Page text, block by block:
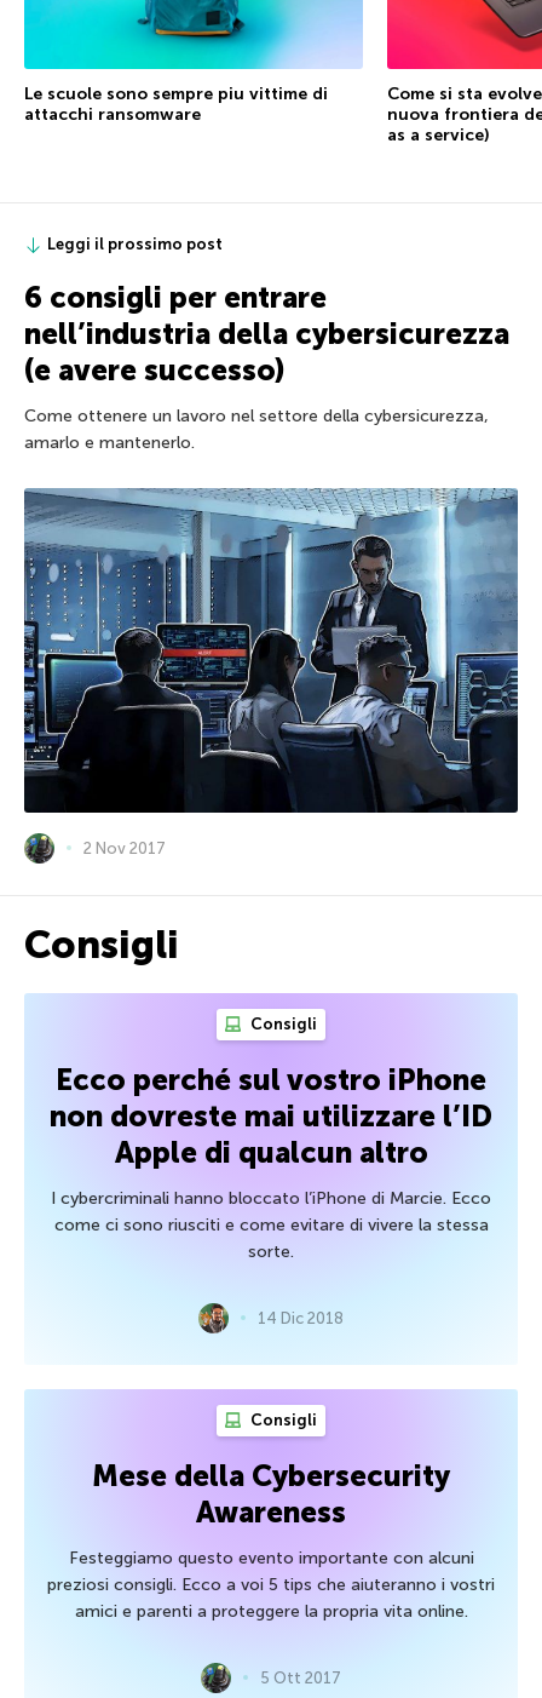
Le scuole sono sempre piu vittime di
attacchi ransomware
Come si sta
nuova frontiera
as a service)
Leggi il prossimo post
6 consigli per entrare
nell’industria della cybersicurezza
(e avere successo)
Come ottenere un lavoro nel settore della cybersicurezza,
amarlo e mantenerlo.
2 Nov 2017
Consigli
Consigli
Ecco perché sul vostro iPhone
non dovreste mai utilizzare l’ID
Apple di qualcun altro
I cybercriminali hanno bloccato l’iPhone di Marcie. Ecco
come ci sono riusciti e come evitare di vivere la stessa
sorte.
14 Dic 2018
Consigli
Mese della Cybersecurity
Awareness
Festeggiamo questo evento importante con alcuni
preziosi consigli. Ecco a voi 5 tips che aiuteranno i vostri
amici e parenti a proteggere la propria vita online.
5 Ott 2017